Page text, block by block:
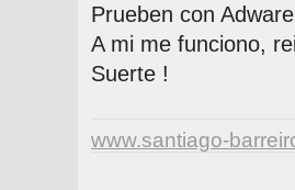
Prueben con
A mi me funciono,
Suerte !
www.santiago-